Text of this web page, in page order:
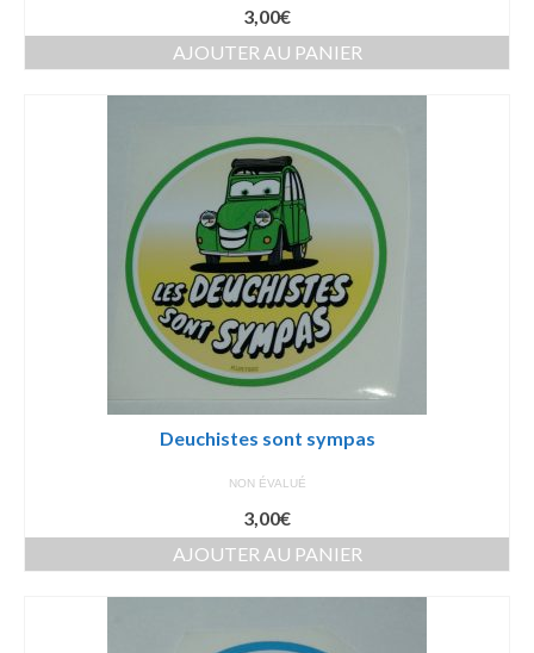
Note5.00
sur 5
3,00€
AJOUTER AU PANIER
Deuchistes sont sympas
NON ÉVALUÉ
3,00€
AJOUTER AU PANIER